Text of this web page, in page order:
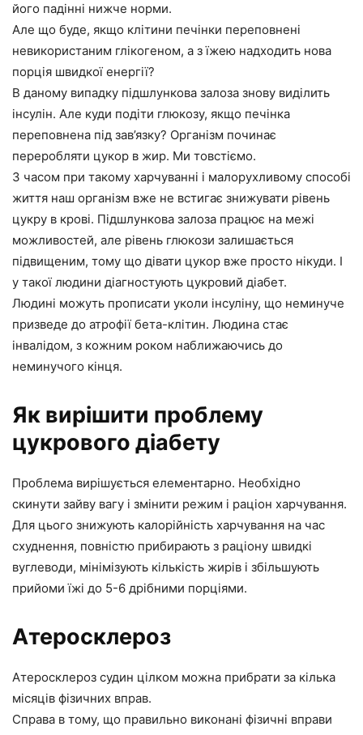
його падінні нижче норми.
Але що буде, якщо клітини печінки переповнені
невикористаним глікогеном, а з їжею надходить нова
порція швидкої енергії?
В даному випадку підшлункова залоза знову виділить
інсулін. Але куди подіти глюкозу, якщо печінка
переповнена під зав’язку? Організм починає
переробляти цукор в жир. Ми товстіємо.
З часом при такому харчуванні і малорухливому способі
життя наш організм вже не встигає знижувати рівень
цукру в крові. Підшлункова залоза працює на межі
можливостей, але рівень глюкози залишається
підвищеним, тому що дівати цукор вже просто нікуди. І
у такої людини діагностують цукровий діабет.
Людині можуть прописати уколи інсуліну, що неминуче
призведе до атрофії бета-клітин. Людина стає
інвалідом, з кожним роком наближаючись до
неминучого кінця.
Як вирішити проблему
цукрового діабету
Проблема вирішується елементарно. Необхідно
скинути зайву вагу і змінити режим і раціон харчування.
Для цього знижують калорійність харчування на час
схуднення, повністю прибирають з раціону швидкі
вуглеводи, мінімізують кількість жирів і збільшують
прийоми їжі до 5-6 дрібними порціями.
Атеросклероз
Атеросклероз судин цілком можна прибрати за кілька
місяців фізичних вправ.
Справа в тому, що правильно виконані фізичні вправи